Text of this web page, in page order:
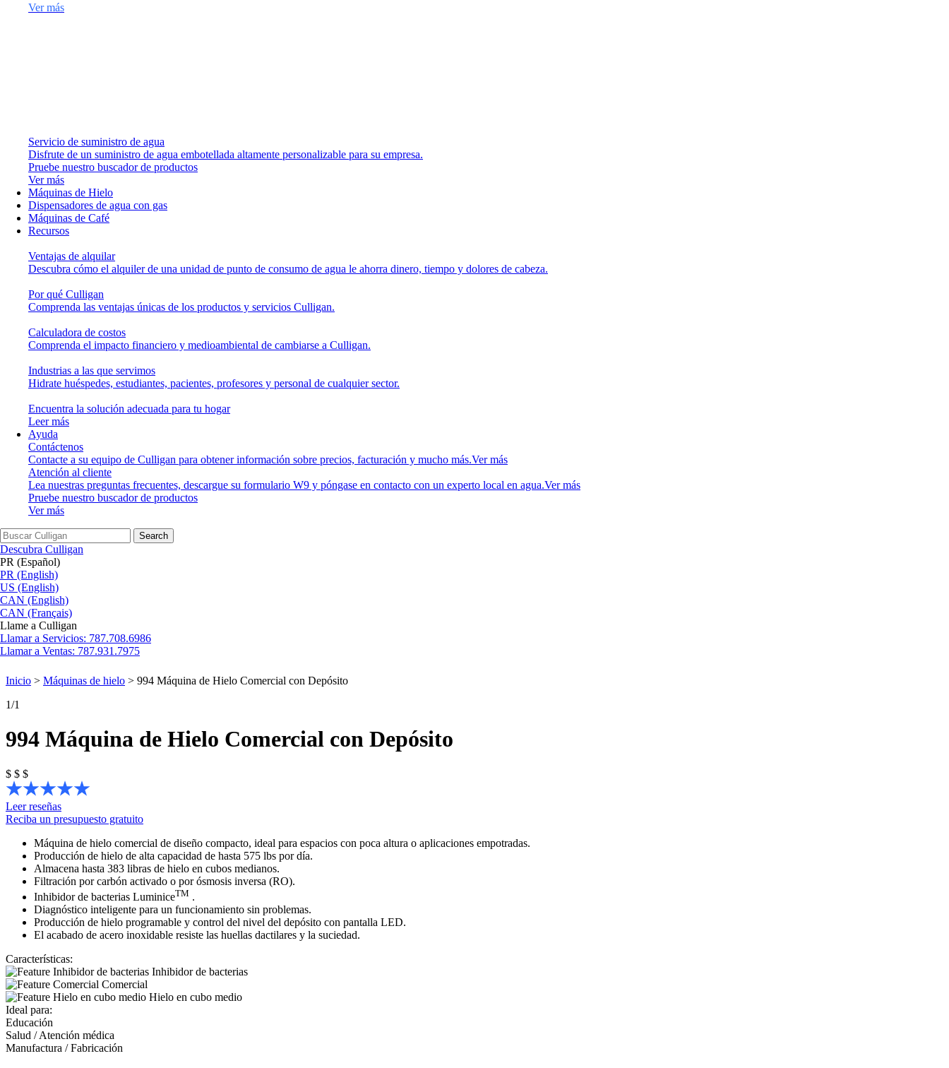
Ver más
Servicio de suministro de agua
Disfrute de un suministro de agua embotellada altamente personalizable para su empresa.
Pruebe nuestro buscador de productos
Ver más
Máquinas de Hielo
Dispensadores de agua con gas
Máquinas de Café
Recursos
Ventajas de alquilar
Descubra cómo el alquiler de una unidad de punto de consumo de agua le ahorra dinero, tiempo y dolores de cabeza.
Por qué Culligan
Comprenda las ventajas únicas de los productos y servicios Culligan.
Calculadora de costos
Comprenda el impacto financiero y medioambiental de cambiarse a Culligan.
Industrias a las que servimos
Hidrate huéspedes, estudiantes, pacientes, profesores y personal de cualquier sector.
Encuentra la solución adecuada para tu hogar
Leer más
Ayuda
Contáctenos
Contacte a su equipo de Culligan para obtener información sobre precios, facturación y mucho más.Ver más
Atención al cliente
Lea nuestras preguntas frecuentes, descargue su formulario W9 y póngase en contacto con un experto local en agua.Ver más
Pruebe nuestro buscador de productos
Ver más
Search
Descubra Culligan
PR (Español)
PR (English)
US (English)
CAN (English)
CAN (Français)
Llame a Culligan
Llamar a Servicios: 787.708.6986
Llamar a Ventas: 787.931.7975
Inicio > Máquinas de hielo > 994 Máquina de Hielo Comercial con Depósito
1/1
994 Máquina de Hielo Comercial con Depósito
$ $ $
Leer reseñas
Reciba un presupuesto gratuito
Máquina de hielo comercial de diseño compacto, ideal para espacios con poca altura o aplicaciones empotradas.
Producción de hielo de alta capacidad de hasta 575 lbs por día.
Almacena hasta 383 libras de hielo en cubos medianos.
Filtración por carbón activado o por ósmosis inversa (RO).
Inhibidor de bacterias LuminiceTM .
Diagnóstico inteligente para un funcionamiento sin problemas.
Producción de hielo programable y control del nivel del depósito con pantalla LED.
El acabado de acero inoxidable resiste las huellas dactilares y la suciedad.
Características:
Inhibidor de bacterias
Comercial
Hielo en cubo medio
Ideal para:
Educación
Salud / Atención médica
Manufactura / Fabricación